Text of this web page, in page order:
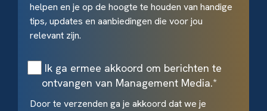
helpen en je op de hoogte te houden van handige
tips, updates en aanbiedingen die voor jou
relevant zijn.
Ik ga ermee akkoord om berichten te
ontvangen van Management Media.*
Door te verzenden ga je akkoord dat we je